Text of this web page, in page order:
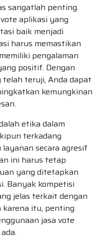
sangatlah penting.
aplikasi yang
baik menjadi
harus memastikan
pengalaman
positif. Dengan
teruji, Anda dapat
kemungkinan
etika dalam
terkadang
secara agresif
ini harus tetap
yang ditetapkan
Banyak kompetisi
jelas terkait dengan
karena itu, penting
jasa vote